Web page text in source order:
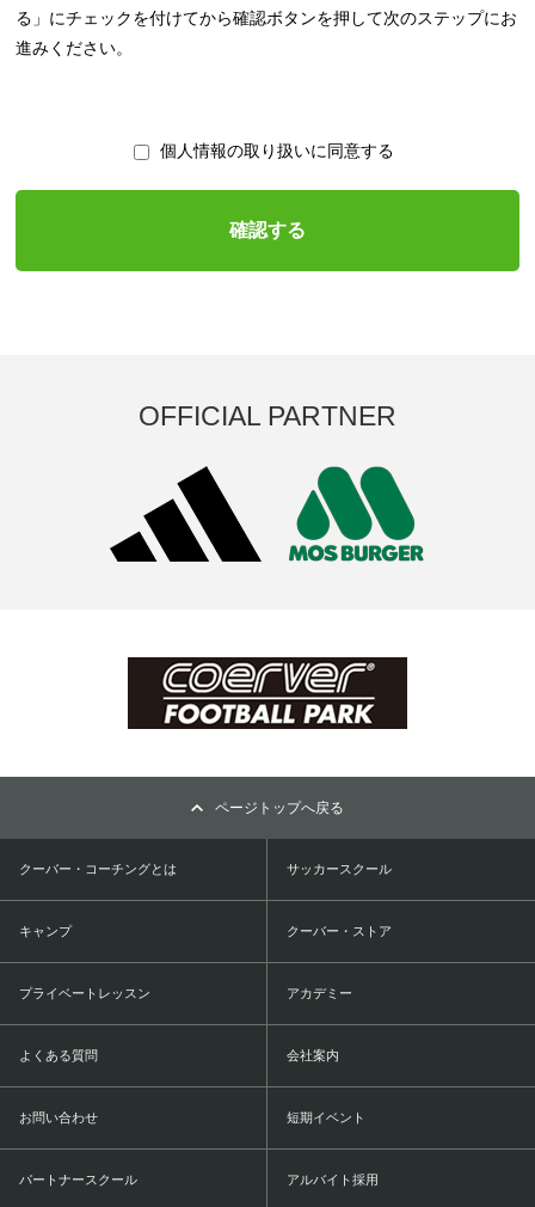
る」にチェックを付けてから確認ボタンを押して次のステップにお
進みください。
個人情報の取り扱いに同意する
OFFICIAL PARTNER
ページトップへ戻る
クーバー・コーチングとは サッカースクール
キャンプ クーバー・ストア
プライベートレッスン アカデミー
よくある質問 会社案内
お問い合わせ 短期イベント
パートナースクール アルバイト採用